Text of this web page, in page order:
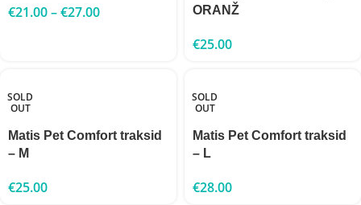
€21.00–€27.00
ORANŽ
€25.00
SOLD
OUT
Matis Pet Comfort traksid
– M
€25.00
SOLD
OUT
Matis Pet Comfort traksid
– L
€28.00